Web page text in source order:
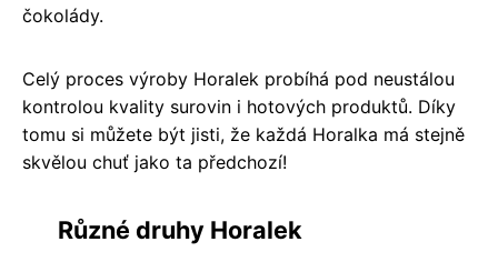
čokolády.
Celý proces výroby Horalek probíhá pod neustálou
kontrolou kvality surovin i hotových produktů. Díky
tomu si můžete být jisti, že každá Horalka má stejně
skvělou chuť jako ta předchozí!
Různé druhy Horalek